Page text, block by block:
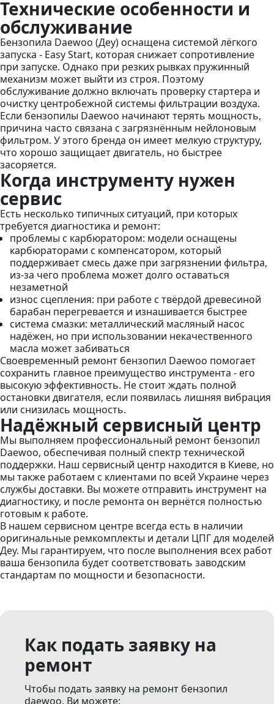
Технические особенности и
обслуживание
Бензопила Daewoo (Деу) оснащена системой лёгкого
запуска - Easy Start, которая снижает сопротивление
при запуске. Однако при резких рывках пружинный
механизм может выйти из строя. Поэтому
обслуживание должно включать проверку стартера и
очистку центробежной системы фильтрации воздуха.
Если бензопилы Daewoo начинают терять мощность,
причина часто связана с загрязнённым нейлоновым
фильтром. У этого бренда он имеет мелкую структуру,
что хорошо защищает двигатель, но быстрее
засоряется.
Когда инструменту нужен
сервис
Есть несколько типичных ситуаций, при которых
требуется диагностика и ремонт:
проблемы с карбюратором: модели оснащены
карбюраторами с компенсатором, который
поддерживает смесь даже при загрязнении фильтра,
из-за чего проблема может долго оставаться
незаметной
износ сцепления: при работе с твёрдой древесиной
барабан перегревается и изнашивается быстрее
система смазки: металлический масляный насос
надёжен, но при использовании некачественного
масла может забиваться
Своевременный ремонт бензопил Daewoo помогает
сохранить главное преимущество инструмента - его
высокую эффективность. Не стоит ждать полной
остановки двигателя, если появилась лишняя вибрация
или снизилась мощность.
Надёжный сервисный центр
Мы выполняем профессиональный ремонт бензопил
Daewoo, обеспечивая полный спектр технической
поддержки. Наш сервисный центр находится в Киеве, но
мы также работаем с клиентами по всей Украине через
службы доставки. Вы можете отправить инструмент на
диагностику, и после ремонта он вернётся полностью
готовым к работе.
В нашем сервисном центре всегда есть в наличии
оригинальные ремкомплекты и детали ЦПГ для моделей
Деу. Мы гарантируем, что после выполнения всех работ
ваша бензопила будет соответствовать заводским
стандартам по мощности и безопасности.
Как подать заявку на
ремонт
Чтобы подать заявку на ремонт бензопил
daewoo, Ви можете: